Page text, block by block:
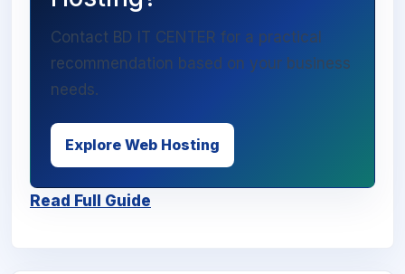
Contact BD IT CENTER for a practical
recommendation based on your business
needs.
Explore Web Hosting
Read Full Guide